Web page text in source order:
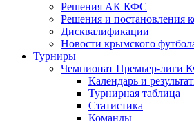
Решения АК КФС
Решения и постановления
Дисквалификации
Новости крымского
Турниры
Чемпионат Премьер-лиги
Календарь и
Турнирная таблица
Статистика
Команды